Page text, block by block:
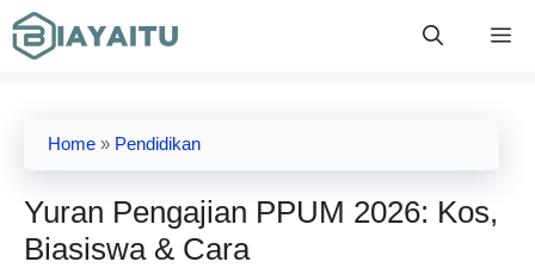
Skip
to
Home » Pendidikan
Yuran Pengajian PPUM 2026: Kos,
Biasiswa & Cara